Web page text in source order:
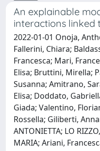
An explainable
interactions linked
2022-01-01 Onoja,
Fallerini, Chiara;
Francesca; Mari,
Elisa; Bruttini, Mirella;
Susanna; Amitrano,
Elisa; Doddato,
Giada; Valentino,
Rossella; Giliberti,
ANTONIETTA; LO
MARIA; Ariani,